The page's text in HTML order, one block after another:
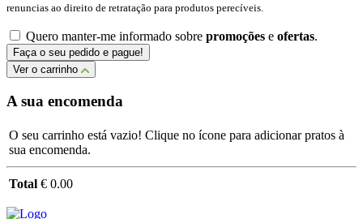
renuncias ao direito de retratação para produtos perecíveis.
Quero manter-me informado sobre promoções e ofertas.
Faça o seu pedido e pague!
Ver o carrinho
A sua encomenda
O seu carrinho está vazio! Clique no ícone para adicionar pratos à
sua encomenda.
Total € 0.00